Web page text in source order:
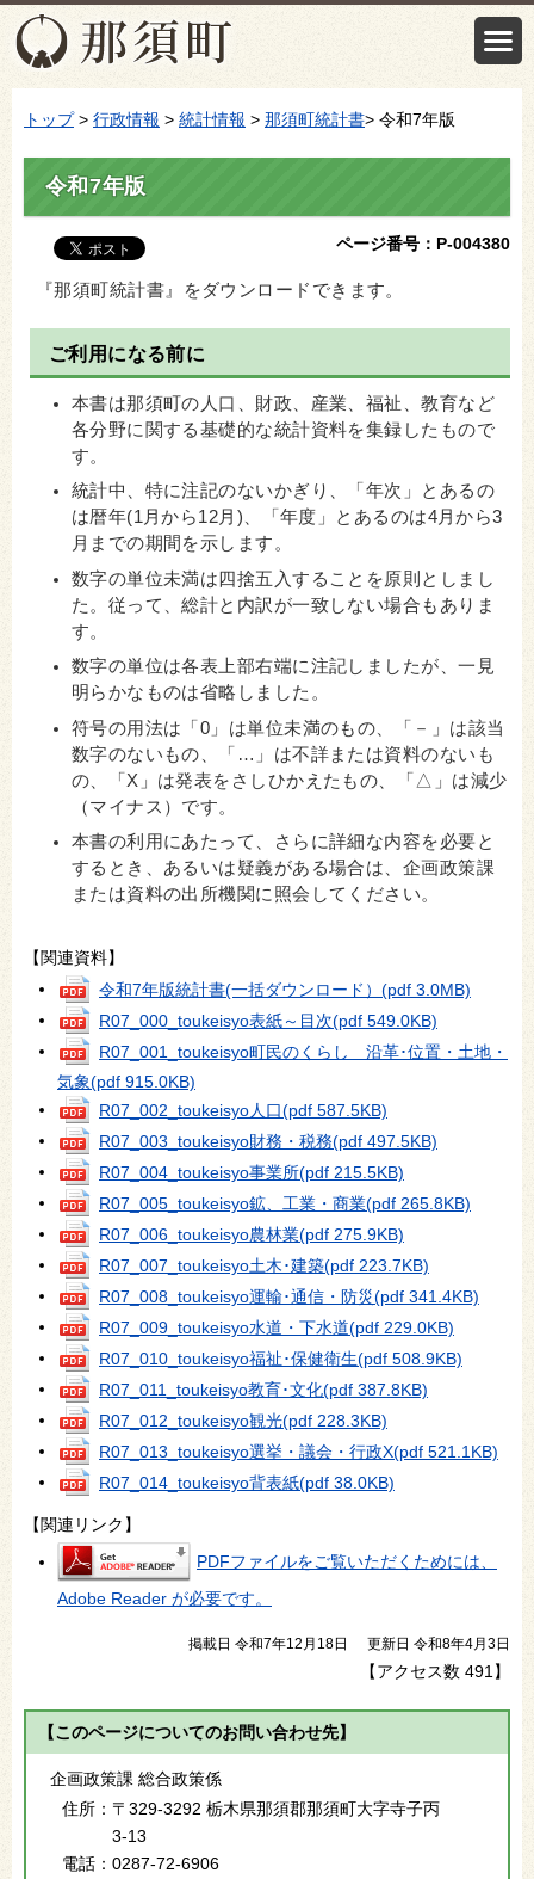
トップ> 行政情報 > 統計情報 > 那須町統計書> 令和7年版
令和7年版
ページ番号：P-004380
『那須町統計書』をダウンロードできます。
ご利用になる前に
本書は那須町の人口、財政、産業、福祉、教育など
各分野に関する基礎的な統計資料を集録したもので
す。
統計中、特に注記のないかぎり、「年次」とあるの
は暦年(1月から12月)、「年度」とあるのは4月から3
月までの期間を示します。
数字の単位未満は四捨五入することを原則としまし
た。従って、総計と内訳が一致しない場合もありま
す。
数字の単位は各表上部右端に注記しましたが、一見
明らかなものは省略しました。
符号の用法は「0」は単位未満のもの、「－」は該当
数字のないもの、「…」は不詳または資料のないも
の、「X」は発表をさしひかえたもの、「△」は減少
（マイナス）です。
本書の利用にあたって、さらに詳細な内容を必要と
するとき、あるいは疑義がある場合は、企画政策課
または資料の出所機関に照会してください。
【関連資料】
令和7年版統計書(一括ダウンロード） (pdf 3.0MB)
R07_000_toukeisyo表紙～目次(pdf 549.0KB)
R07_001_toukeisyo町民のくらし 沿革･位置・土地・
気象(pdf 915.0KB)
R07_002_toukeisyo人口(pdf 587.5KB)
R07_003_toukeisyo財務・税務(pdf 497.5KB)
R07_004_toukeisyo事業所(pdf 215.5KB)
R07_005_toukeisyo鉱、工業・商業(pdf 265.8KB)
R07_006_toukeisyo農林業(pdf 275.9KB)
R07_007_toukeisyo土木･建築(pdf 223.7KB)
R07_008_toukeisyo運輸･通信・防災(pdf 341.4KB)
R07_009_toukeisyo水道・下水道(pdf 229.0KB)
R07_010_toukeisyo福祉･保健衛生(pdf 508.9KB)
R07_011_toukeisyo教育･文化(pdf 387.8KB)
R07_012_toukeisyo観光(pdf 228.3KB)
R07_013_toukeisyo選挙・議会・行政X(pdf 521.1KB)
R07_014_toukeisyo背表紙(pdf 38.0KB)
【関連リンク】
PDFファイルをご覧いただくためには、
Adobe Reader が必要です。
掲載日 令和7年12月18日 更新日 令和8年4月3日
【アクセス数 491 】
【このページについてのお問い合わせ先】
企画政策課 総合政策係
住所： 〒329-3292 栃木県那須郡那須町大字寺子丙
3-13
電話： 0287-72-6906